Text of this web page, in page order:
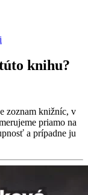
knihu?
zoznam knižníc, v
priamo na
a prípadne ju